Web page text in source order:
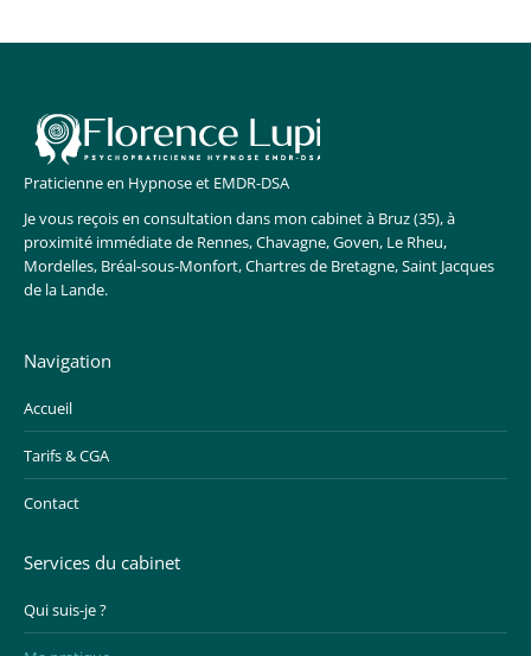
Praticienne en Hypnose et EMDR-DSA
Je vous reçois en consultation dans mon cabinet à Bruz (35), à
proximité immédiate de Rennes, Chavagne, Goven, Le Rheu,
Mordelles, Bréal-sous-Monfort, Chartres de Bretagne, Saint Jacques
de la Lande.
Navigation
Accueil
Tarifs & CGA
Contact
Services du cabinet
Qui suis-je ?